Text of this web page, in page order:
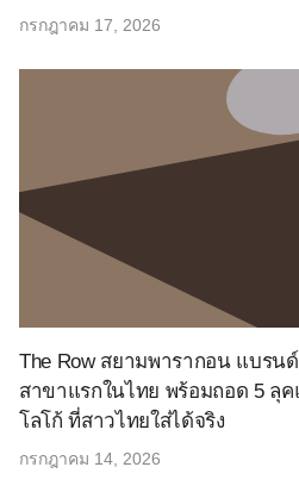
กรกฎาคม 17, 2026
The Row สยามพารากอน แบรน
สาขาแรกในไทย พร้อมถอด 5 ลุ
โลโก้ ที่สาวไทยใส่ได้จริง
กรกฎาคม 14, 2026